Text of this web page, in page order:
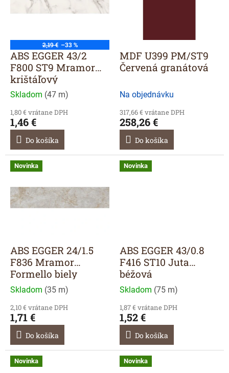
u
kd
u
k
v
2,19 € –33 %
ABS EGGER 43/2
F800 ST9 Mramor
krištáľový
Skladom (47 m)
1,80 € vrátane DPH
1,46 €
Do košíka
MDF U399 PM/ST9
Červená granátová
Na objednávku
317,66 € vrátane DPH
258,26 €
Do košíka
Novinka
ABS EGGER 24/1.5
F836 Mramor
Formello biely
Skladom (35 m)
2,10 € vrátane DPH
1,71 €
Do košíka
Novinka
ABS EGGER 43/0.8
F416 ST10 Juta
béžová
Skladom (75 m)
1,87 € vrátane DPH
1,52 €
Do košíka
Novinka Novinka